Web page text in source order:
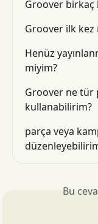
Groover birkaç
Groover ilk kez
Henüz
miyim?
Groover ne tür
kullanabilirim?
parça veya
Bu